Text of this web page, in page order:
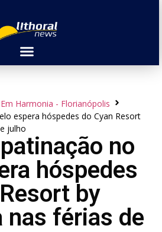
Em Harmonia - Florianópolis
espera hóspedes do Cyan Resort
julho
no
hóspedes
by
férias de